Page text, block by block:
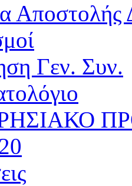
Αποστολής
Γεν. Συν.